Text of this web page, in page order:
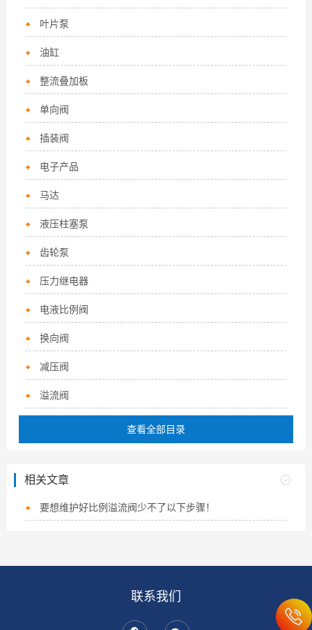
叶片泵
油缸
整流叠加板
单向阀
插装阀
电子产品
马达
液压柱塞泵
齿轮泵
压力继电器
电液比例阀
换向阀
减压阀
溢流阀
查看全部目录
相关文章
要想维护好比例溢流阀少不了以下步骤！
联系我们